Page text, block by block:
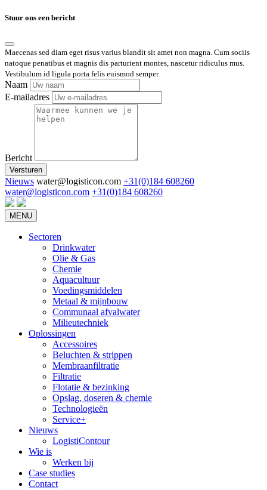
Stuur ons een bericht
Maecenas sed diam eget risus varius blandit sit amet non magna. Cum sociis
natoque penatibus et magnis dis parturient montes, nascetur ridiculus mus.
Vestibulum id ligula porta felis euismod semper.
Naam
E-mailadres
Bericht
Versturen
Nieuws water@logisticon.com +31(0)184 608260
water@logisticon.com +31(0)184 608260
MENU
Sectoren
Drinkwater
Olie & Gas
Chemie
Aquacultuur
Voedingsmiddelen
Metaal & mijnbouw
Communaal afvalwater
Milieutechniek
Oplossingen
Accessoires
Beluchten & strippen
Membraanfiltratie
Filtratie
Flotatie & bezinking
Opslag, doseren & chemie
Technologieën
Service+
Nieuws
LogistiContour
Wie is
Werken bij
Case studies
Contact